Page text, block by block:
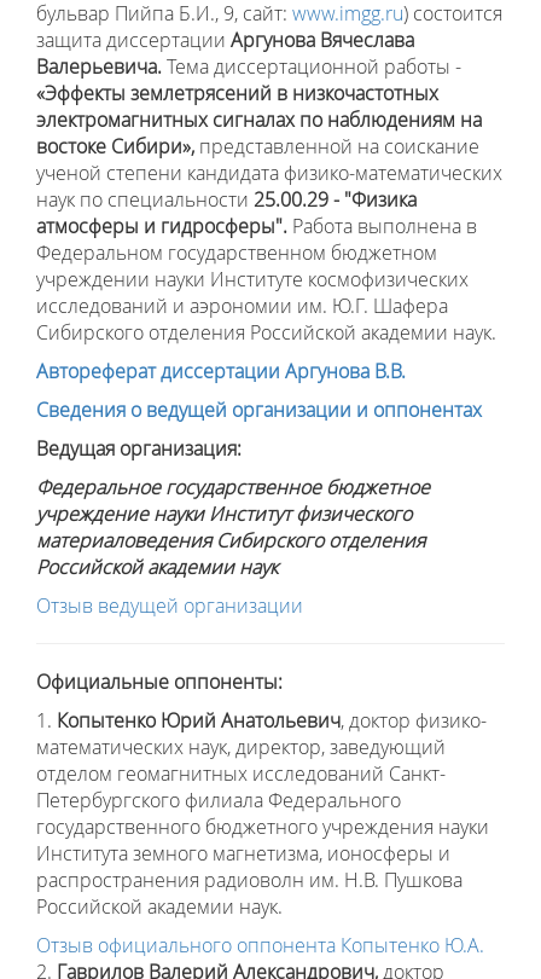
бульвар Пийпа Б.И., 9, сайт: www.imgg.ru) состоится
защита диссертации Аргунова Вячеслава
Валерьевича.Тема диссертационной работы -
«Эффекты землетрясений в низкочастотных
электромагнитных сигналах по наблюдениям на
востоке Сибири», представленной на соискание
ученой степени кандидата физико-математических
наук по специальности 25.00.29 - "Физика
атмосферы и гидросферы". Работа выполнена в
Федеральном государственном бюджетном
учреждении науки Институте космофизических
исследований и аэрономии им. Ю.Г. Шафера
Сибирского отделения Российской академии наук.
Автореферат диссертации Аргунова В.В.
Сведения о ведущей организации и оппонентах
Ведущая организация:
Федеральное государственное бюджетное
учреждение науки Институт физического
материаловедения Сибирского отделения
Российской академии наук
Отзыв ведущей организации
Официальные оппоненты:
1. Копытенко Юрий Анатольевич, доктор физико-
математических наук, директор, заведующий
отделом геомагнитных исследований Санкт-
Петербургского филиала Федерального
государственного бюджетного учреждения науки
Института земного магнетизма, ионосферы и
распространения радиоволн им. Н.В. Пушкова
Российской академии наук.
Отзыв официального оппонента Копытенко Ю.А.
2. Гаврилов Валерий Александрович,доктор